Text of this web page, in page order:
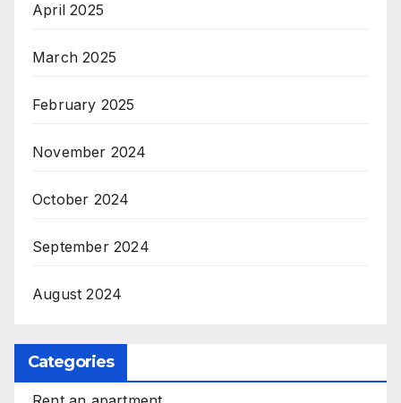
April 2025
March 2025
February 2025
November 2024
October 2024
September 2024
August 2024
Categories